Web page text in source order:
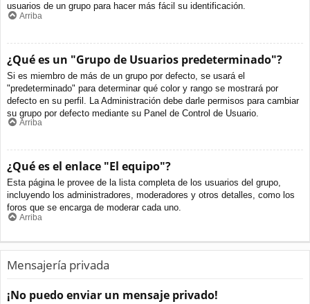
usuarios de un grupo para hacer más fácil su identificación.
Arriba
¿Qué es un "Grupo de Usuarios predeterminado"?
Si es miembro de más de un grupo por defecto, se usará el
"predeterminado" para determinar qué color y rango se mostrará por
defecto en su perfil. La Administración debe darle permisos para cambiar
su grupo por defecto mediante su Panel de Control de Usuario.
Arriba
¿Qué es el enlace "El equipo"?
Esta página le provee de la lista completa de los usuarios del grupo,
incluyendo los administradores, moderadores y otros detalles, como los
foros que se encarga de moderar cada uno.
Arriba
Mensajería privada
¡No puedo enviar un mensaje privado!